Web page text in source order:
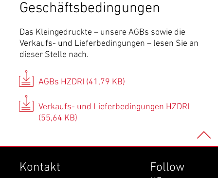
Geschäftsbedingungen
Das Kleingedruckte – unsere AGBs sowie die
Verkaufs- und Lieferbedingungen – lesen Sie an
dieser Stelle nach.
AGBs HZDRI (41,79 KB)
Verkaufs- und Lieferbedingungen HZDRI
(55,64 KB)
Kontakt
Follow